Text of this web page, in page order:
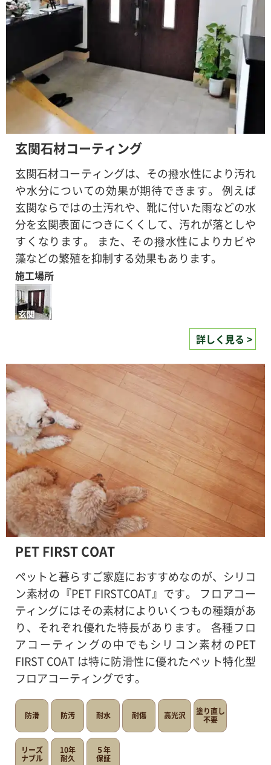
玄関石材コーティング
玄関石材コーティングは、その撥水性により汚れ
や水分についての効果が期待できます。 例えば
玄関ならではの土汚れや、靴に付いた雨などの水
分を玄関表面につきにくくして、汚れが落としや
すくなります。 また、その撥水性によりカビや
藻などの繁殖を抑制する効果もあります。
施工場所
詳しく見る >
PET FIRST COAT
ペットと暮らすご家庭におすすめなのが、シリコ
ン素材の『PET FIRSTCOAT』です。 フロアコー
ティングにはその素材によりいくつもの種類があ
り、それぞれ優れた特長があります。 各種フロ
アコーティングの中でもシリコン素材のPET
FIRST COAT は特に防滑性に優れたペット特化型
フロアコーティングです。
防滑 防汚 耐水 耐傷 高光沢 塗り直し
不要
リーズ
ナブル
10年
耐久
５年
保証